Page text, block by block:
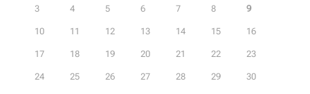
3 4 5 6 7 8 9
10 11 12 13 14 15 16
17 18 19 20 21 22 23
24 25 26 27 28 29 30